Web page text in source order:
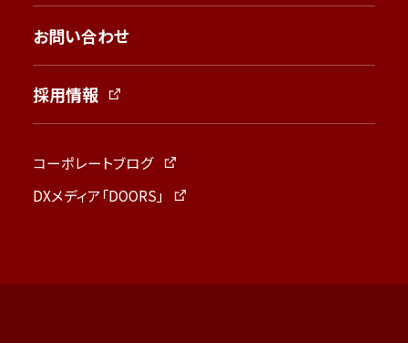
お問い合わせ
採用情報
コーポレートブログ
DXメディア「DOORS」